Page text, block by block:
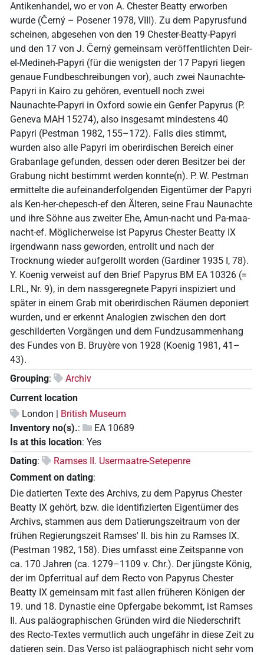
Antikenhandel, wo er von A. Chester Beatty erworben
wurde (Černý – Posener 1978, VIII). Zu dem Papyrusfund
scheinen, abgesehen von den 19 Chester-Beatty-Papyri
und den 17 von J. Černý gemeinsam veröffentlichten Deir-
el-Medineh-Papyri (für die wenigsten der 17 Papyri liegen
genaue Fundbeschreibungen vor), auch zwei Naunachte-
Papyri in Kairo zu gehören, eventuell noch zwei
Naunachte-Papyri in Oxford sowie ein Genfer Papyrus (P.
Geneva MAH 15274), also insgesamt mindestens 40
Papyri (Pestman 1982, 155–172). Falls dies stimmt,
wurden also alle Papyri im oberirdischen Bereich einer
Grabanlage gefunden, dessen oder deren Besitzer bei der
Grabung nicht bestimmt werden konnte(n). P. W. Pestman
ermittelte die aufeinanderfolgenden Eigentümer der Papyri
als Ken-her-chepesch-ef den Älteren, seine Frau Naunachte
und ihre Söhne aus zweiter Ehe, Amun-nacht und Pa-maa-
nacht-ef. Möglicherweise ist Papyrus Chester Beatty IX
irgendwann nass geworden, entrollt und nach der
Trocknung wieder aufgerollt worden (Gardiner 1935 I, 78).
Y. Koenig verweist auf den Brief Papyrus BM EA 10326 (=
LRL, Nr. 9), in dem nassgeregnete Papyri inspiziert und
später in einem Grab mit oberirdischen Räumen deponiert
wurden, und er erkennt Analogien zwischen den dort
geschilderten Vorgängen und dem Fundzusammenhang
des Fundes von B. Bruyère von 1928 (Koenig 1981, 41–
43).
Grouping:
Archiv
Current location
London | British Museum
Inventory no(s).:
EA 10689
Is at this location: Yes
Dating:
Ramses II. Usermaatre-Setepenre
Comment on dating:
Die datierten Texte des Archivs, zu dem Papyrus Chester
Beatty IX gehört, bzw. die identifizierten Eigentümer des
Archivs, stammen aus dem Datierungszeitraum von der
frühen Regierungszeit Ramses' II. bis hin zu Ramses IX.
(Pestman 1982, 158). Dies umfasst eine Zeitspanne von
ca. 170 Jahren (ca. 1279–1109 v. Chr.). Der jüngste König,
der im Opferritual auf dem Recto von Papyrus Chester
Beatty IX gemeinsam mit fast allen früheren Königen der
19. und 18. Dynastie eine Opfergabe bekommt, ist Ramses
II. Aus paläographischen Gründen wird die Niederschrift
des Recto-Textes vermutlich auch ungefähr in diese Zeit zu
datieren sein. Das Verso ist paläographisch nicht sehr vom